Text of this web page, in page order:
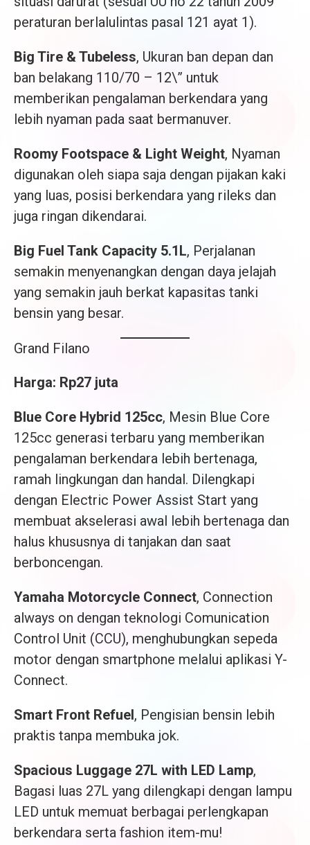
peraturan berlalulintas pasal 121 ayat 1).
Big Tire & Tubeless, Ukuran ban depan dan
ban belakang 110/70 – 12\” untuk
memberikan pengalaman berkendara yang
lebih nyaman pada saat bermanuver.
Roomy Footspace & Light Weight, Nyaman
digunakan oleh siapa saja dengan pijakan kaki
yang luas, posisi berkendara yang rileks dan
juga ringan dikendarai.
Big Fuel Tank Capacity 5.1L, Perjalanan
semakin menyenangkan dengan daya jelajah
yang semakin jauh berkat kapasitas tanki
bensin yang besar.
Grand Filano
Harga: Rp27 juta
Blue Core Hybrid 125cc, Mesin Blue Core
125cc generasi terbaru yang memberikan
pengalaman berkendara lebih bertenaga,
ramah lingkungan dan handal. Dilengkapi
dengan Electric Power Assist Start yang
membuat akselerasi awal lebih bertenaga dan
halus khususnya di tanjakan dan saat
berboncengan.
Yamaha Motorcycle Connect, Connection
always on dengan teknologi Comunication
Control Unit (CCU), menghubungkan sepeda
motor dengan smartphone melalui aplikasi Y-
Connect.
Smart Front Refuel , Pengisian bensin lebih
praktis tanpa membuka jok.
Spacious Luggage 27L with LED Lamp,
Bagasi luas 27L yang dilengkapi dengan lampu
LED untuk memuat berbagai perlengkapan
berkendara serta fashion item-mu!